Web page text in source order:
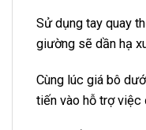
Sử dụng tay quay
giường sẽ dần hạ
Cùng lúc giá bô
tiến vào hỗ trợ